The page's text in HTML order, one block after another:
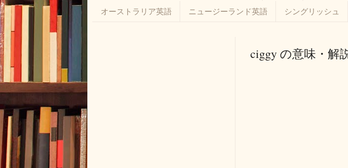
オーストラリア英語 ニュージーランド英語 シングリッシュ
ciggy の意味・解